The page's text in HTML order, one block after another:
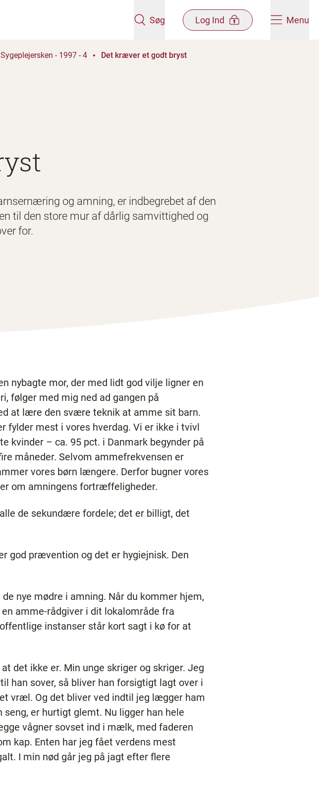
Søg Log Ind Menu
Sygeplejersken - 1997 - 4 Det kræver et godt bryst
og amning, er indbegrebet af den
til den store mur af dårlig samvittighed og
for.
nybagte mor, der med lidt god vilje ligner en
følger med mig ned ad gangen på
at lære den svære teknik at amme sit barn.
fylder mest i vores hverdag. Vi er ikke i tvivl
kvinder – ca. 95 pct. i Danmark begynder på
måneder. Selvom ammefrekvensen er
vores børn længere. Derfor bugner vores
om amningens fortræffeligheder.
de sekundære fordele; det er billigt, det
god prævention og det er hygiejnisk. Den
nye mødre i amning. Når du kommer hjem,
amme-rådgiver i dit lokalområde fra
instanser står kort sagt i kø for at
det ikke er. Min unge skriger og skriger. Jeg
han sover, så bliver han forsigtigt lagt over i
vræl. Og det bliver ved indtil jeg lægger ham
er hurtigt glemt. Nu ligger han hele
vågner sovset ind i mælk, med faderen
kap. Enten har jeg fået verdens mest
I min nød går jeg på jagt efter flere